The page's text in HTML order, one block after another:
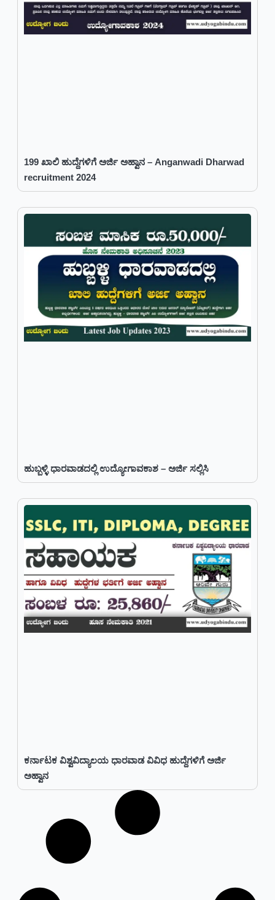
199 ಖಾಲಿ ಹುದ್ದೆಗಳಿಗೆ ಅರ್ಜಿ ಅಹ್ವಾನ – Anganwadi Dharwad
recruitment 2024
ಹುಬ್ಬಳ್ಳಿ ಧಾರವಾಡದಲ್ಲಿ ಉದ್ಯೋಗಾವಕಾಶ – ಅರ್ಜಿ ಸಲ್ಲಿಸಿ
ಕರ್ನಾಟಕ ವಿಶ್ವವಿದ್ಯಾಲಯ ಧಾರವಾಡ ವಿವಿಧ ಹುದ್ದೆಗಳಿಗೆ ಅರ್ಜಿ
ಅಹ್ವಾನ